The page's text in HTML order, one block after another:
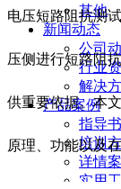
其他
新闻动态
公司
行业
解决
产品案例
指导书
培训
详情
实用
电压短路阻抗测
压侧进行短路阻
供重要依据。本
原理、功能以及